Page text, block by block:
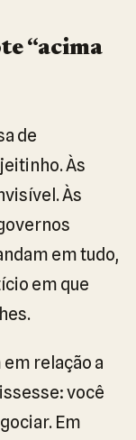
“acima
de
Às
Às
em tudo,
em que
relação a
você
Em